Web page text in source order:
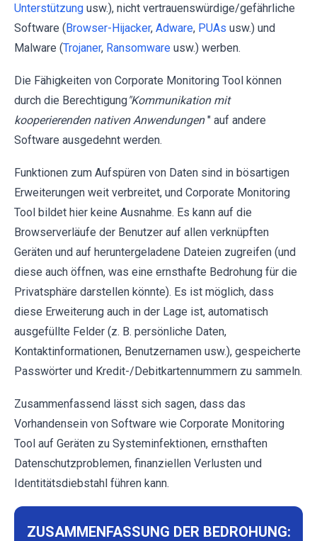
Unterstützung usw.), nicht vertrauenswürdige/gefährliche
Software (Browser-Hijacker, Adware, PUAs usw.) und
Malware (Trojaner, Ransomware usw.) werben.
Die Fähigkeiten von Corporate Monitoring Tool können
durch die Berechtigung"Kommunikation mit
kooperierenden nativen Anwendungen " auf andere
Software ausgedehnt werden.
Funktionen zum Aufspüren von Daten sind in bösartigen
Erweiterungen weit verbreitet, und Corporate Monitoring
Tool bildet hier keine Ausnahme. Es kann auf die
Browserverläufe der Benutzer auf allen verknüpften
Geräten und auf heruntergeladene Dateien zugreifen (und
diese auch öffnen, was eine ernsthafte Bedrohung für die
Privatsphäre darstellen könnte). Es ist möglich, dass
diese Erweiterung auch in der Lage ist, automatisch
ausgefüllte Felder (z. B. persönliche Daten,
Kontaktinformationen, Benutzernamen usw.), gespeicherte
Passwörter und Kredit-/Debitkartennummern zu sammeln.
Zusammenfassend lässt sich sagen, dass das
Vorhandensein von Software wie Corporate Monitoring
Tool auf Geräten zu Systeminfektionen, ernsthaften
Datenschutzproblemen, finanziellen Verlusten und
Identitätsdiebstahl führen kann.
ZUSAMMENFASSUNG DER BEDROHUNG: